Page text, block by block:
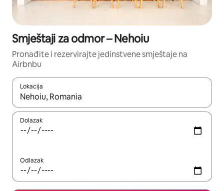
Smještaji za odmor – Nehoiu
Pronađite i rezervirajte jedinstvene smještaje na
Airbnbu
Lokacija
Kada budu dostupni rezultati, moći ćete ih pregledati
Dolazak
Odlazak